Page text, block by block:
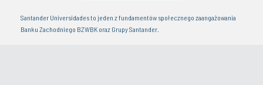
Santander Universidades to jeden z fundamentów społecznego zaangażowania
Banku Zachodniego BZWBK oraz Grupy Santander.